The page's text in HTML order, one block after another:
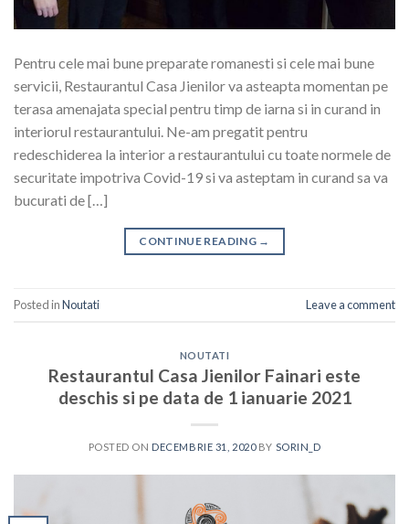
Pentru cele mai bune preparate romanesti si cele mai bune
servicii, Restaurantul Casa Jienilor va asteapta momentan pe
terasa amenajata special pentru timp de iarna si in curand in
interiorul restaurantului. Ne-am pregatit pentru
redeschiderea la interior a restaurantului cu toate normele de
securitate impotriva Covid-19 si va asteptam in curand sa va
bucurati de […]
CONTINUE READING →
Posted inNoutati Leave a comment
NOUTATI
Restaurantul Casa Jienilor Fainari este
deschis si pe data de 1 ianuarie 2021
POSTED ON DECEMBRIE 31, 2020BY SORIN_D